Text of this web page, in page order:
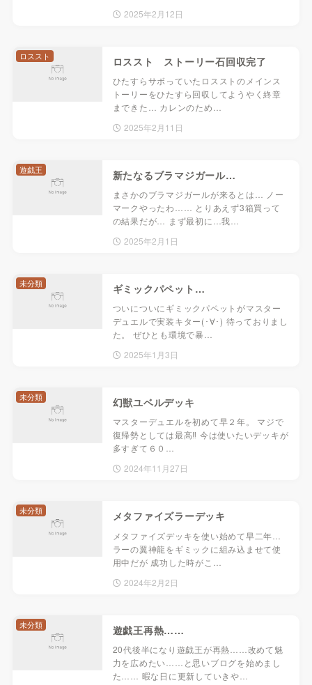
2025年2月12日
ロススト ストーリー石回収完了
ひたすらサボっていたロスストのメインス
トーリーをひたすら回収してようやく終章
まできた… カレンのため…
2025年2月11日
ロススト
新たなるブラマジガール…
まさかのブラマジガールが来るとは… ノー
マークやったわ…… とりあえず3箱買って
の結果だが… まず最初に…我…
2025年2月1日
遊戯王
ギミックパペット…
ついについにギミックパペットがマスター
デュエルで実装キター(･∀･) 待っておりまし
た。 ぜひとも環境で暴…
2025年1月3日
未分類
幻獣ユベルデッキ
マスターデュエルを初めて早２年。 マジで
復帰勢としては最高‼ 今は使いたいデッキが
多すぎて６０…
2024年11月27日
未分類
メタファイズラーデッキ
メタファイズデッキを使い始めて早二年…
ラーの翼神龍をギミックに組み込ませて使
用中だが 成功した時がこ…
2024年2月2日
未分類
遊戯王再熱……
20代後半になり遊戯王が再熱……改めて魅
力を広めたい……と思いブログを始めまし
た…… 暇な日に更新していきや…
未分類